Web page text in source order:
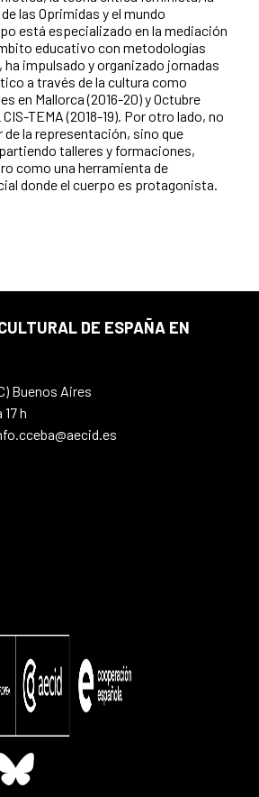
las Oprimidas y el mundo
está especializado en la mediación
educativo con metodologías
impulsado y organizado jornadas
a través de la cultura como
en Mallorca (2016-20) y Octubre
TEMA (2018-19). Por otro lado, no
la representación, sino que
talleres y formaciones,
como una herramienta de
donde el cuerpo es protagonista.
DE ESPAÑA EN
Buenos Aires
h